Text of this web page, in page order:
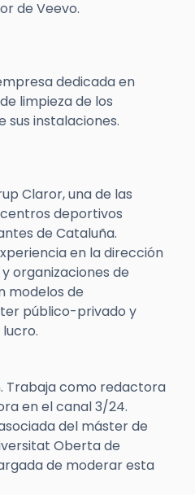
de Veevo.
dedicada en
limpieza de los
instalaciones.
Claror, una de las
deportivos
de Cataluña.
en la dirección
organizaciones de
modelos de
público-privado y
Trabaja como redactora
en el canal 3/24.
del máster de
Oberta de
de moderar esta